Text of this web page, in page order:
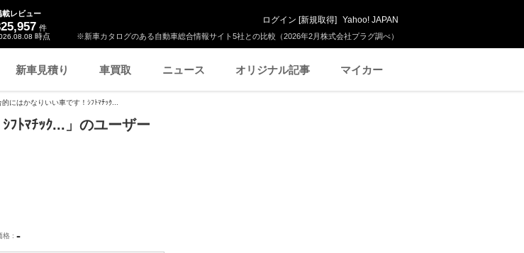
※新車カタログのある自動車総合情報サイト5社との比較（2026年2月株式会社プラグ調べ）
載レビュー
件
時点
ログイン [新規取得] Yahoo! JAPAN
新車見積り 車買取 ニュース オリジナル記事 マイカー
的にはかなりいい車です！ｼﾌﾄﾏﾁｯｸ...
ﾌﾄﾏﾁｯｸ...」のユーザー
格 -